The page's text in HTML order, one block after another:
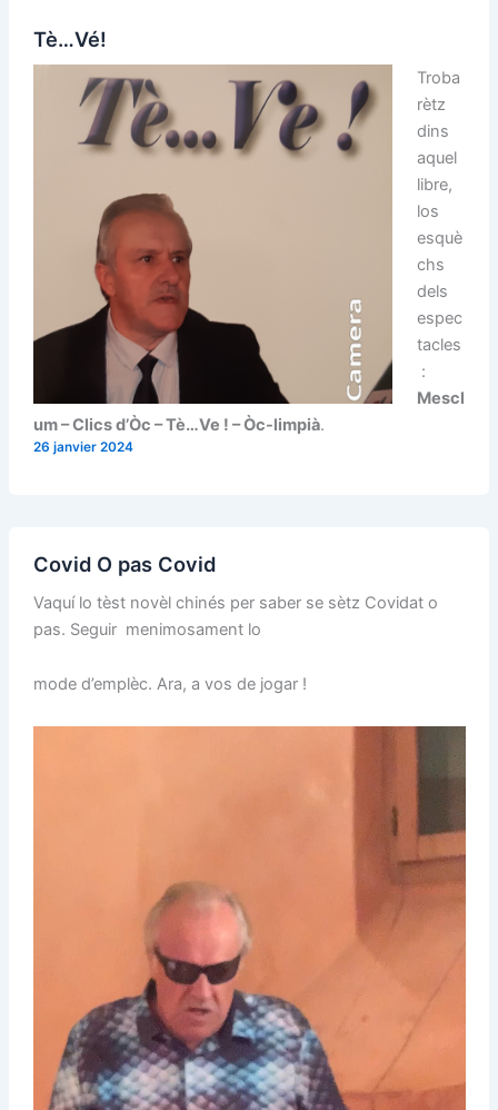
Tè…Vé!
Troba
rètz
dins
aquel
libre,
los
esquè
chs
dels
espec
tacles
:
Mescl
um – Clics d’Òc – Tè…Ve ! – Òc-limpià.
26 janvier 2024
Covid O pas Covid
Vaquí lo tèst novèl chinés per saber se sètz Covidat o
pas. Seguir menimosament lo
mode d’emplèc. Ara, a vos de jogar !